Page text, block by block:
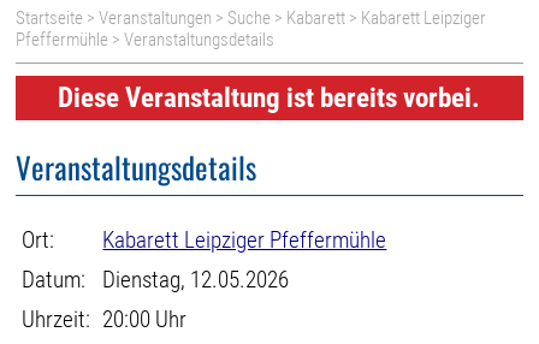
Startseite >Veranstaltungen > Suche > Kabarett > Kabarett Leipziger
Pfeffermühle > Veranstaltungsdetails
Diese Veranstaltung ist bereits vorbei.
Veranstaltungsdetails
Ort:
Kabarett Leipziger Pfeffermühle
Datum:
Dienstag, 12.05.2026
Uhrzeit: 20:00 Uhr